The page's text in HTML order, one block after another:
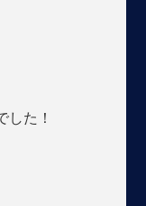
した！